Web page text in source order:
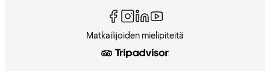
Matkailijoiden mielipiteitä